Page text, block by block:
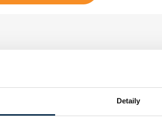
Detaily